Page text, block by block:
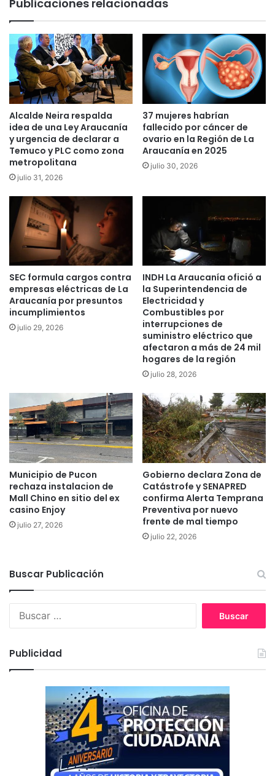
e
n
t
i
v
s
i
t
e
s
u
j
a
u
s
a
d
o
s
a
f
i
c
a
r
d
r
o
g
a
e
f
e
c
t
s
a
d
v
e
r
s
o
a
a
c
u
n
a
P
r
?
Publicaciones relacionadas
Alcalde Neira respalda
idea de una Ley Araucanía
y urgencia de declarar a
Temuco y PLC como zona
metropolitana
julio 31, 2026
37 mujeres habrían
fallecido por cáncer de
ovario en la Región de La
Araucanía en 2025
julio 30, 2026
SEC formula cargos contra
empresas eléctricas de La
Araucanía por presuntos
incumplimientos
julio 29, 2026
INDH La Araucanía ofició a
la Superintendencia de
Electricidad y
Combustibles por
interrupciones de
suministro eléctrico que
afectaron a más de 24 mil
hogares de la región
julio 28, 2026
Municipio de Pucon
rechaza instalacion de
Mall Chino en sitio del ex
casino Enjoy
julio 27, 2026
Gobierno declara Zona de
Catástrofe y SENAPRED
confirma Alerta Temprana
Preventiva por nuevo
frente de mal tiempo
julio 22, 2026
Buscar Publicación
r
:
Publicidad